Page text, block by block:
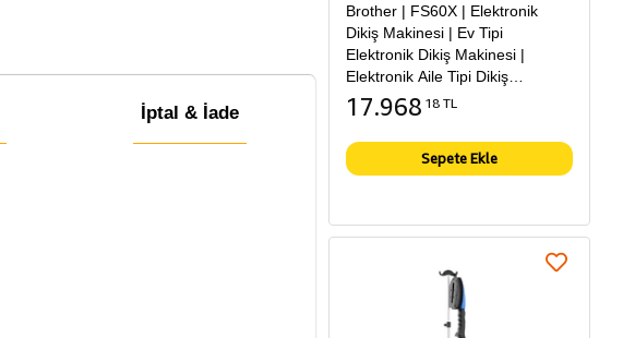
İptal & İade
Brother | FS60X | Elektronik
Dikiş Makinesi | Ev Tipi
Elektronik Dikiş Makinesi |
Elektronik Aile Tipi Dikiş
Makinesi
17.968 18 TL
Sepete Ekle